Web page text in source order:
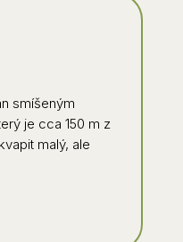
smíšeným
je cca 150 m z
malý, ale